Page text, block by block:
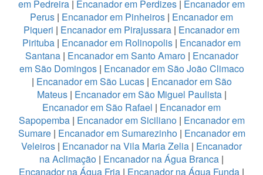
em Pedreira | Encanador em Perdizes | Encanador em
Perus | Encanador em Pinheiros | Encanador em
Piqueri | Encanador em Pirajussara | Encanador em
Pirituba | Encanador em Rolinopolis | Encanador em
Santana| Encanador em Santo Amaro| Encanador
em São Domingos| Encanador em São João Climaco
| Encanador em São Lucas| Encanador em São
Mateus | Encanador em São Miguel Paulista|
Encanador em São Rafael | Encanador em
Sapopemba | Encanador em Siciliano| Encanador em
Sumare| Encanador em Sumarezinho| Encanador em
Veleiros | Encanador na Vila Maria Zelia | Encanador
na Aclimação | Encanador na Água Branca |
Encanador na Água Fria | Encanador na Água Funda |